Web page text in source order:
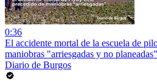
0:36
El accidente mortal de la escuela de
maniobras "arriesgadas y no planeadas"
Diario de Burgos